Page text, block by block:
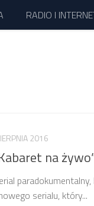
RADIO I
2016
na
serialu, który...